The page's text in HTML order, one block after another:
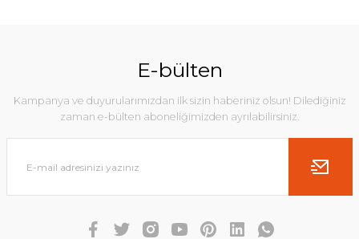
E-bülten
Kampanya ve duyurularımızdan ilk sizin haberiniz olsun! Dilediğiniz
zaman e-bülten aboneliğimizden ayrılabilirsiniz.